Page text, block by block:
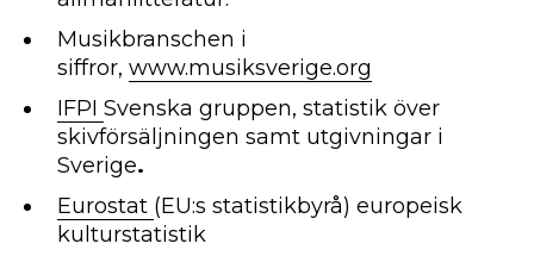
Musikbranschen i
siffror, www.musiksverige.org
IFPI Svenska gruppen, statistik över
skivförsäljningen samt utgivningar i
Sverige.
Eurostat (EU:s statistikbyrå) europeisk
kulturstatistik